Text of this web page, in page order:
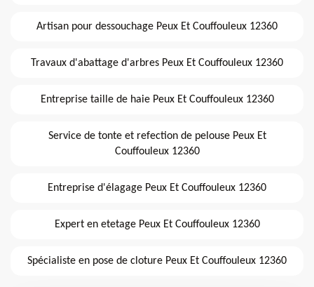
Artisan pour dessouchage Peux Et Couffouleux 12360
Travaux d'abattage d'arbres Peux Et Couffouleux 12360
Entreprise taille de haie Peux Et Couffouleux 12360
Service de tonte et refection de pelouse Peux Et
Couffouleux 12360
Entreprise d'élagage Peux Et Couffouleux 12360
Expert en etetage Peux Et Couffouleux 12360
Spécialiste en pose de cloture Peux Et Couffouleux 12360